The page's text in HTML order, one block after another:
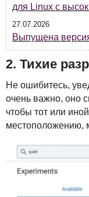
для Linux с
27.07.2026
Выпущена
2. Тихие
Не ошибитесь,
очень важно, оно
чтобы тот или
местоположению,